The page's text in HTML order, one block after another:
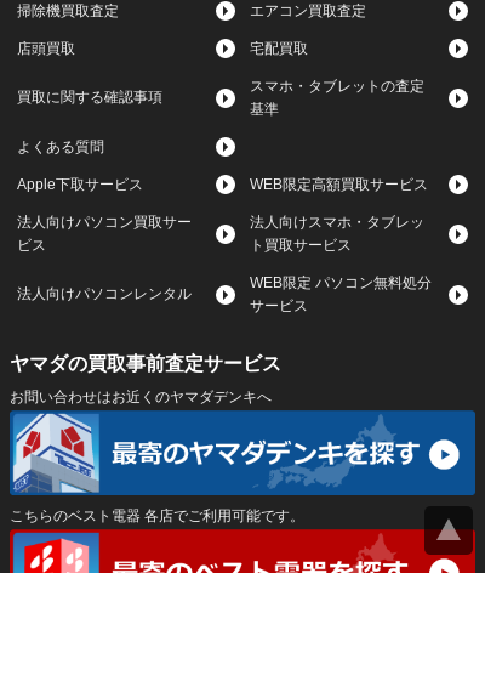
掃除機買取査定 エアコン買取査定
店頭買取 宅配買取
買取に関する確認事項
スマホ・タブレットの査定
基準
よくある質問
Apple下取サービス WEB限定高額買取サービス
法人向けパソコン買取サー
ビス
法人向けスマホ・タブレッ
ト買取サービス
法人向けパソコンレンタル
WEB限定 パソコン無料処分
サービス
ヤマダの買取事前査定サービス
お問い合わせはお近くのヤマダデンキへ
こちらのベスト電器 各店でご利用可能です。